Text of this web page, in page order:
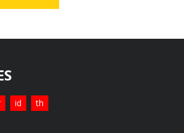
id th